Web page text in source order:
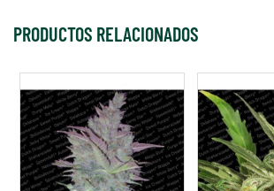
PRODUCTOS RELACIONADOS